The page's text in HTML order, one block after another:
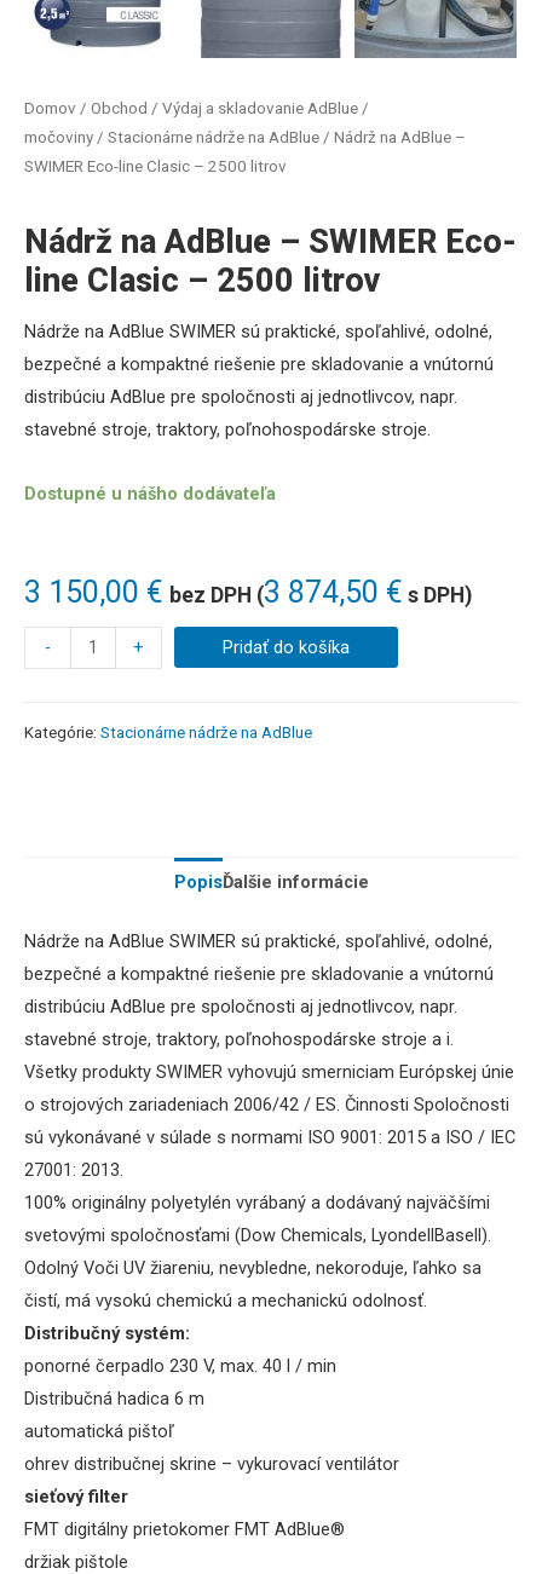
Domov / Obchod / Výdaj a skladovanie AdBlue /
močoviny / Stacionárne nádrže na AdBlue / Nádrž na AdBlue –
SWIMER Eco-line Clasic – 2500 litrov
Nádrž na AdBlue – SWIMER Eco-
line Clasic – 2500 litrov
3 150,00 € bez DPH (3 874,50 € s DPH)
Nádrže na AdBlue SWIMER sú praktické, spoľahlivé, odolné,
bezpečné a kompaktné riešenie pre skladovanie a vnútornú
distribúciu AdBlue pre spoločnosti aj jednotlivcov, napr.
stavebné stroje, traktory, poľnohospodárske stroje.
Dostupné u nášho dodávateľa
- + Pridať do košíka
Kategórie: Stacionárne nádrže na AdBlue
PopisĎalšie informácie
Nádrže na AdBlue SWIMER sú praktické, spoľahlivé, odolné,
bezpečné a kompaktné riešenie pre skladovanie a vnútornú
distribúciu AdBlue pre spoločnosti aj jednotlivcov, napr.
stavebné stroje, traktory, poľnohospodárske stroje a i.
Všetky produkty SWIMER vyhovujú smerniciam Európskej únie
o strojových zariadeniach 2006/42 / ES. Činnosti Spoločnosti
sú vykonávané v súlade s normami ISO 9001: 2015 a ISO / IEC
27001: 2013.
100% originálny polyetylén vyrábaný a dodávaný najväčšími
svetovými spoločnosťami (Dow Chemicals, LyondellBasell).
Odolný Voči UV žiareniu, nevybledne, nekoroduje, ľahko sa
čistí, má vysokú chemickú a mechanickú odolnosť.
Distribučný systém:
ponorné čerpadlo 230 V, max. 40 l / min
Distribučná hadica 6 m
automatická pištoľ
ohrev distribučnej skrine – vykurovací ventilátor
sieťový filter
FMT digitálny prietokomer FMT AdBlue®
držiak pištole